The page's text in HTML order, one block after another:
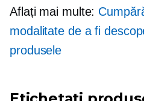
Aflați mai multe:
modalitate de a fi
produsele